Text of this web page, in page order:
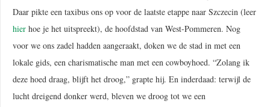
Daar pikte een taxibus ons op voor de laatste etappe naar Szczecin (leer
hier hoe je het uitspreekt), de hoofdstad van West-Pommeren. Nog
voor we ons zadel hadden aangeraakt, doken we de stad in met een
lokale gids, een charismatische man met een cowboyhoed. “Zolang ik
deze hoed draag, blijft het droog,” grapte hij. En inderdaad: terwijl de
lucht dreigend donker werd, bleven we droog tot we een